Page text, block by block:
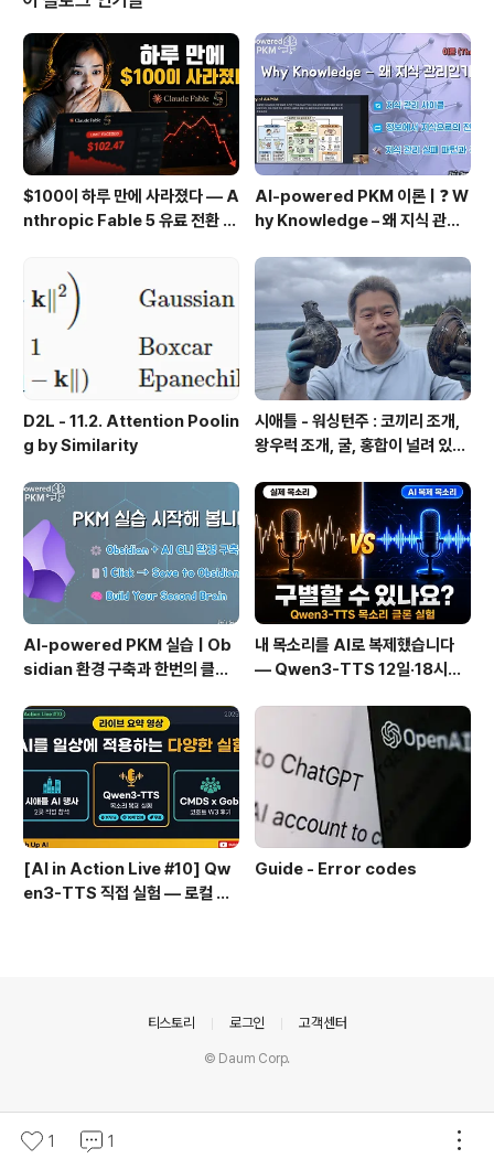
봇 기능을 구현하기 위해 지원되는 기능입니다. 둘 다 사용
자의 질문과 인공지능의 대답을 저장해 두고 다음 질문 할
때 그 history와 함께 새로운 질문을 인공지능에 보내서
인공지능..
$100이 하루 만에 사라졌다 — A
nthropic Fable 5 유료 전환 사
AI-powered PKM 이론 | ❓ W
hy Knowledge – 왜 지식 관리
보에서 지식으로의 전환, 🛠️ 지식
관리 실패 패턴과 극복
D2L - 11.2. Attention Poolin
g by Similarity
시애틀 - 워싱턴주 : 코끼리 조개,
왕우럭 조개, 굴, 홍합이 널려 있는
AI-powered PKM 실습 | Ob
sidian 환경 구축과 한번의 클릭
(Web Clipper)
내 목소리를 AI로 복제했습니다
— Qwen3-TTS 12일·18시간
[AI in Action Live #10] Qw
en3-TTS 직접 실험 — 로컬 설
Guide - Error codes
1 1
티스토리 로그인 고객센터
© Daum Corp.